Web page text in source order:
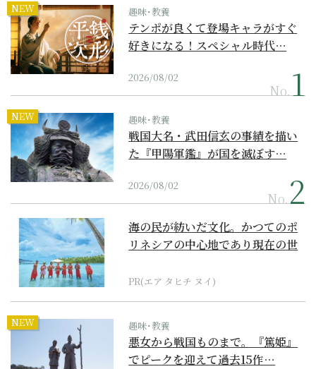
NEW 趣味･教養
テンポが良くて登場キャラがすぐ
好きになる！スペシャル時代…
2026/08/02
No.
NEW 趣味･教養
戦国大名・武田信玄の事績を描い
た『甲陽軍鑑』が国を滅ぼす…
2026/08/02
No.
海の民が紡いだ文化。かつてのポ
リネシアの中心地であり現在の世
PR(エア タヒチ ヌイ)
NEW 趣味･教養
悪女から戦国ものまで。『篤姫』
でピークを迎えて過去15作…